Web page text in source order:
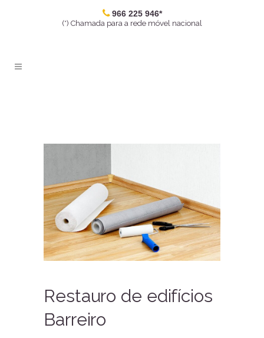
966 225 946*
(*) Chamada para a rede móvel nacional
Restauro de edifícios
Barreiro